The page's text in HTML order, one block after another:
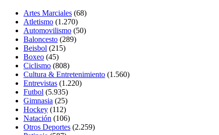
Artes Marciales (68)
Atletismo (1.270)
Automovilismo (50)
Baloncesto (289)
Beisbol (215)
Boxeo (45)
Ciclismo (808)
Cultura & Entretenimiento (1.560)
Entrevistas (1.220)
Futbol (5.935)
Gimnasia (25)
Hockey (112)
Natación (106)
Otros Deportes (2.259)